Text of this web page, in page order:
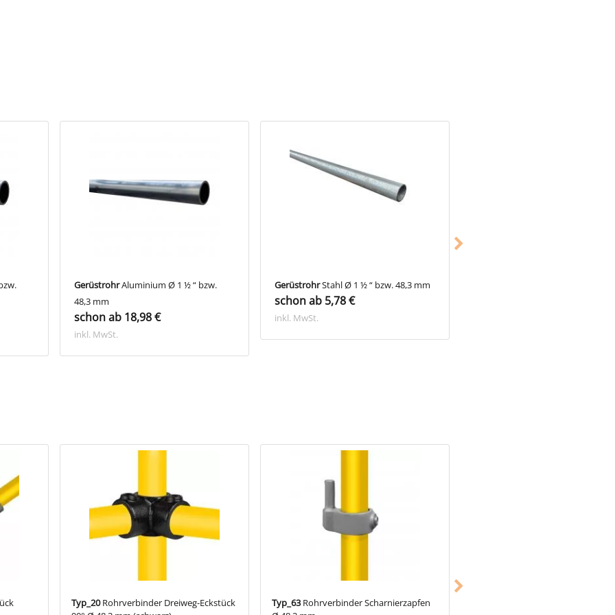
LU608075A passend für Ø 21,3 mm
GerüstrohrAluminium Ø 1 ½ “ bzw.
48,3 mm
schon ab 18,98 €
inkl. MwSt.
GerüstrohrStahl Ø 1 ½ “ bzw. 48,3 mm
schon ab 5,78 €
inkl. MwSt.
Typ_20Rohrverbinder Dreiweg-Eckstück
Typ_63Rohrverbinder Scharnierzapfen